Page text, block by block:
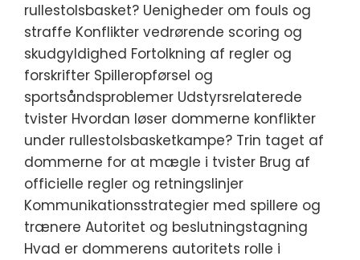
rullestolsbasket? Uenigheder om fouls og
straffe Konflikter vedrørende scoring og
skudgyldighed Fortolkning af regler og
forskrifter Spilleropførsel og
sportsåndsproblemer Udstyrsrelaterede
tvister Hvordan løser dommerne konflikter
under rullestolsbasketkampe? Trin taget af
dommerne for at mægle i tvister Brug af
officielle regler og retningslinjer
Kommunikationsstrategier med spillere og
trænere Autoritet og beslutningstagning
Hvad er dommerens autoritets rolle i